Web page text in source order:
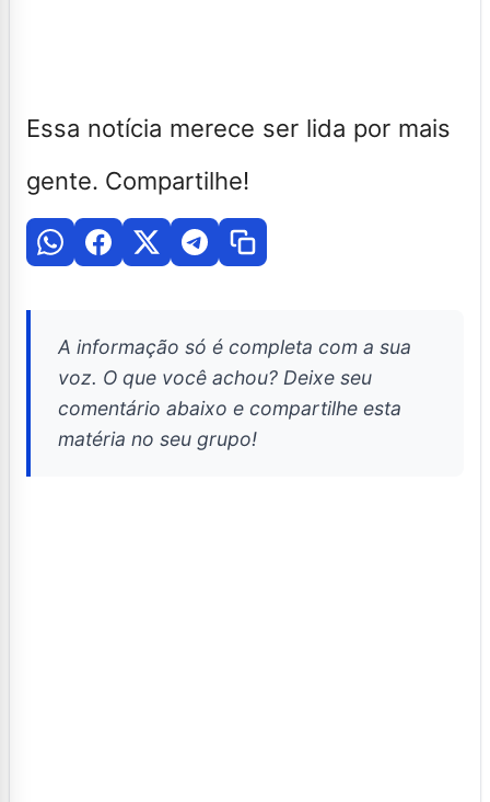
Essa notícia merece ser lida por mais
gente. Compartilhe!
A informação só é completa com a sua
voz. O que você achou? Deixe seu
comentário abaixo e compartilhe esta
matéria no seu grupo!